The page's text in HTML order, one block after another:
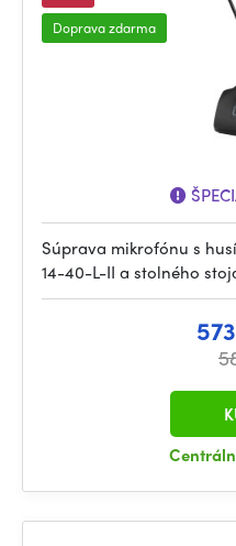
Doprava zdarma
Súprava mikrofónu s
14-40-L-II a stolného